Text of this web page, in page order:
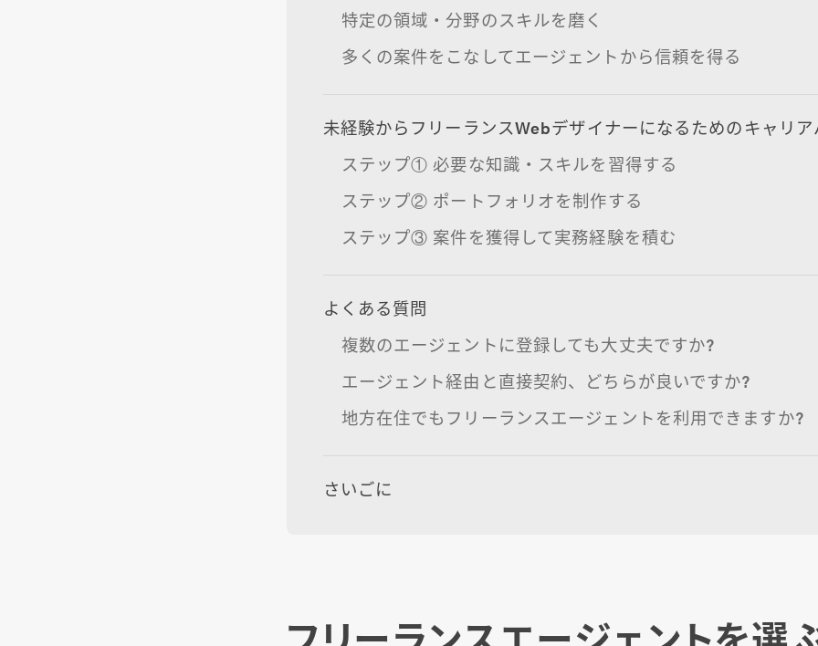
特定の領域・分野のスキルを磨く
多くの案件をこなしてエージェントから信頼を得る
未経験からフリーランスWebデザイナーになるためのキャリ
ステップ① 必要な知識・スキルを習得する
ステップ② ポートフォリオを制作する
ステップ③ 案件を獲得して実務経験を積む
よくある質問
複数のエージェントに登録しても大丈夫ですか?
エージェント経由と直接契約、どちらが良いですか?
地方在住でもフリーランスエージェントを利用できますか?
さいごに